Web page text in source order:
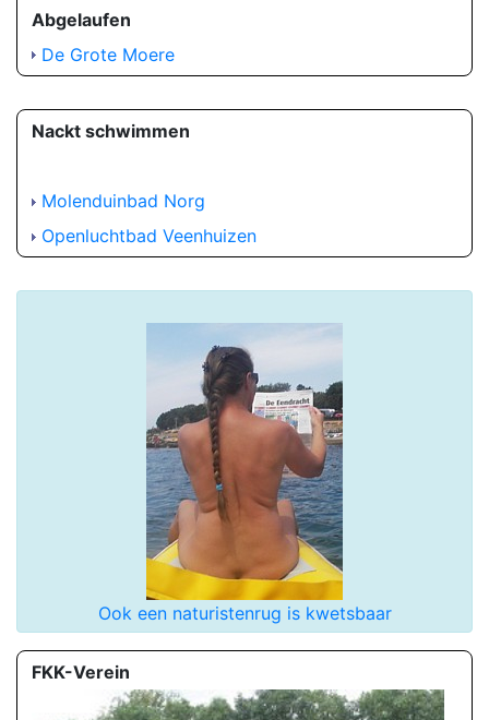
Abgelaufen
De Grote Moere
Nackt schwimmen
Molenduinbad Norg
Openluchtbad Veenhuizen
Ook een naturistenrug is kwetsbaar
FKK-Verein